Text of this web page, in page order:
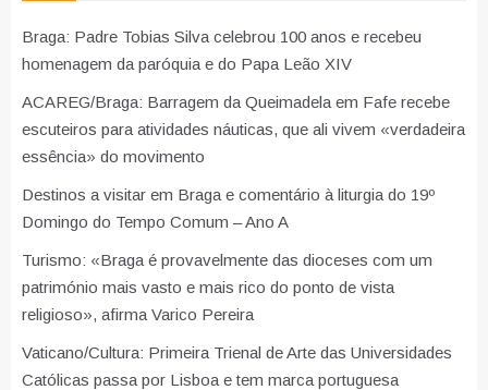
Braga: Padre Tobias Silva celebrou 100 anos e recebeu
homenagem da paróquia e do Papa Leão XIV
ACAREG/Braga: Barragem da Queimadela em Fafe recebe
escuteiros para atividades náuticas, que ali vivem «verdadeira
essência» do movimento
Destinos a visitar em Braga e comentário à liturgia do 19º
Domingo do Tempo Comum – Ano A
Turismo: «Braga é provavelmente das dioceses com um
património mais vasto e mais rico do ponto de vista
religioso», afirma Varico Pereira
Vaticano/Cultura: Primeira Trienal de Arte das Universidades
Católicas passa por Lisboa e tem marca portuguesa